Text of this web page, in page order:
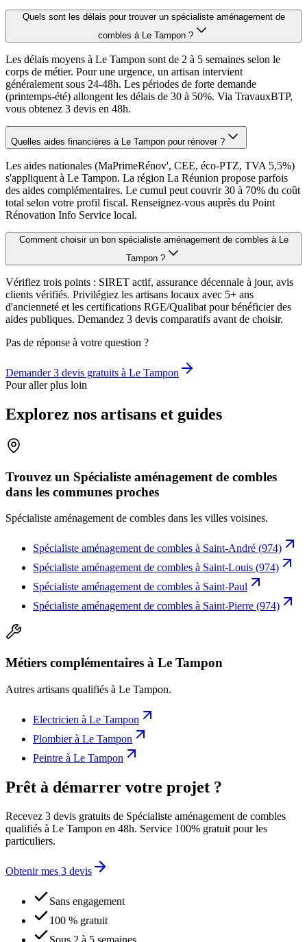
Quels sont les délais pour trouver un spécialiste aménagement de
combles à Le Tampon ?
Les délais moyens à Le Tampon sont de 2 à 5 semaines selon le
corps de métier. Pour une urgence, un artisan intervient
généralement sous 24-48h. Les périodes de forte demande
(printemps-été) allongent les délais de 30 à 50%. Via TravauxBTP,
vous obtenez 3 devis en 48h.
Quelles aides financières à Le Tampon pour rénover ?
Les aides nationales (MaPrimeRénov', CEE, éco-PTZ, TVA 5,5%)
s'appliquent à Le Tampon. La région La Réunion propose parfois
des aides complémentaires. Le cumul peut couvrir 30 à 70% du coût
total selon votre profil fiscal. Renseignez-vous auprès du Point
Rénovation Info Service local.
Comment choisir un bon spécialiste aménagement de combles à Le
Tampon ?
Vérifiez trois points : SIRET actif, assurance décennale à jour, avis
clients vérifiés. Privilégiez les artisans locaux avec 5+ ans
d'ancienneté et les certifications RGE/Qualibat pour bénéficier des
aides publiques. Demandez 3 devis comparatifs avant de choisir.
Pas de réponse à votre question ?
Demander 3 devis gratuits à Le Tampon
Pour aller plus loin
Explorez nos artisans et guides
Trouvez un Spécialiste aménagement de combles
dans les communes proches
Spécialiste aménagement de combles dans les villes voisines.
Spécialiste aménagement de combles à Saint-André (974)
Spécialiste aménagement de combles à Saint-Louis (974)
Spécialiste aménagement de combles à Saint-Paul
Spécialiste aménagement de combles à Saint-Pierre (974)
Métiers complémentaires à Le Tampon
Autres artisans qualifiés à Le Tampon.
Electricien à Le Tampon
Plombierà Le Tampon
Peintre à Le Tampon
Prêt à démarrer votre projet ?
Recevez 3 devis gratuits de Spécialiste aménagement de combles
qualifiés à Le Tampon en 48h. Service 100% gratuit pour les
particuliers.
Obtenir mes 3 devis
Sans engagement
100 % gratuit
Sous 2 à 5 semaines